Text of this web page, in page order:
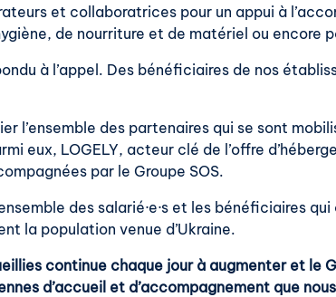
et collaboratrices pour un appui à
de nourriture et de matériel ou encore
à l’appel. Des bénéficiaires de nos
l’ensemble des partenaires qui se sont
eux, LOGELY, acteur clé de l’offre
par le Groupe SOS.
des salarié·e·s et les bénéficiaires
la population venue d’Ukraine.
continue chaque jour à augmenter et le
d’accueil et d’accompagnement que